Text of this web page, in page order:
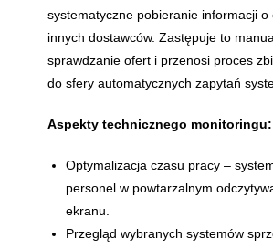
systematyczne pobieranie informacji o
innych dostawców. Zastępuje to
sprawdzanie ofert i przenosi proces
do sfery automatycznych zapytań
Aspekty technicznego monitoringu:
Optymalizacja czasu pracy –
personel w powtarzalnym
ekranu.
Przegląd wybranych systemów